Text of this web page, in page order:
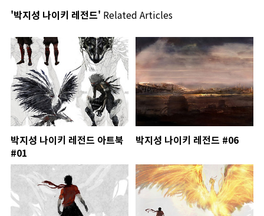
'박지성 나이키 레전드' Related Articles
박지성 나이키 레전드 아트북
#01
박지성 나이키 레전드 #06